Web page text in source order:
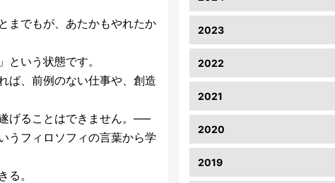
までもが、あたかもやれたか
いう状態です。
ば、前例のない仕事や、創造
げることはできません。—–
うフィロソフィの言葉から学
る。
2023
2022
2021
2020
2019